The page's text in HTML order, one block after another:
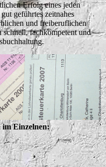
Erfolg eines jeden
geführtes zeitnahes
und freiberuflichen
fachkompetent und
im Einzelnen: